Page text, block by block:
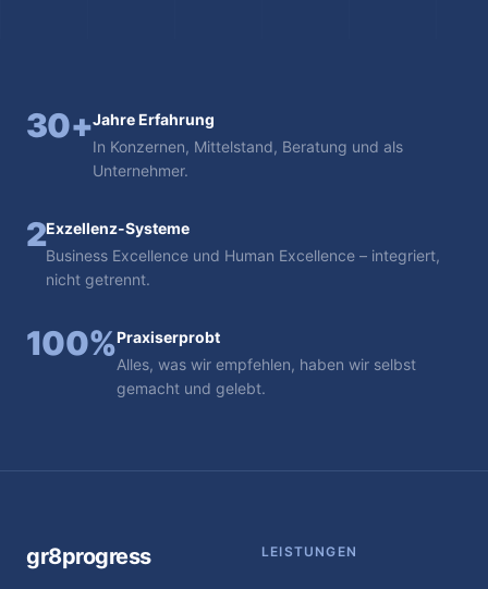
30+Jahre Erfahrung
In Konzernen, Mittelstand, Beratung und als
Unternehmer.
2Exzellenz-Systeme
Business Excellence und Human Excellence – integriert,
nicht getrennt.
100%Praxiserprobt
Alles, was wir empfehlen, haben wir selbst
gemacht und gelebt.
gr8progress LEISTUNGEN